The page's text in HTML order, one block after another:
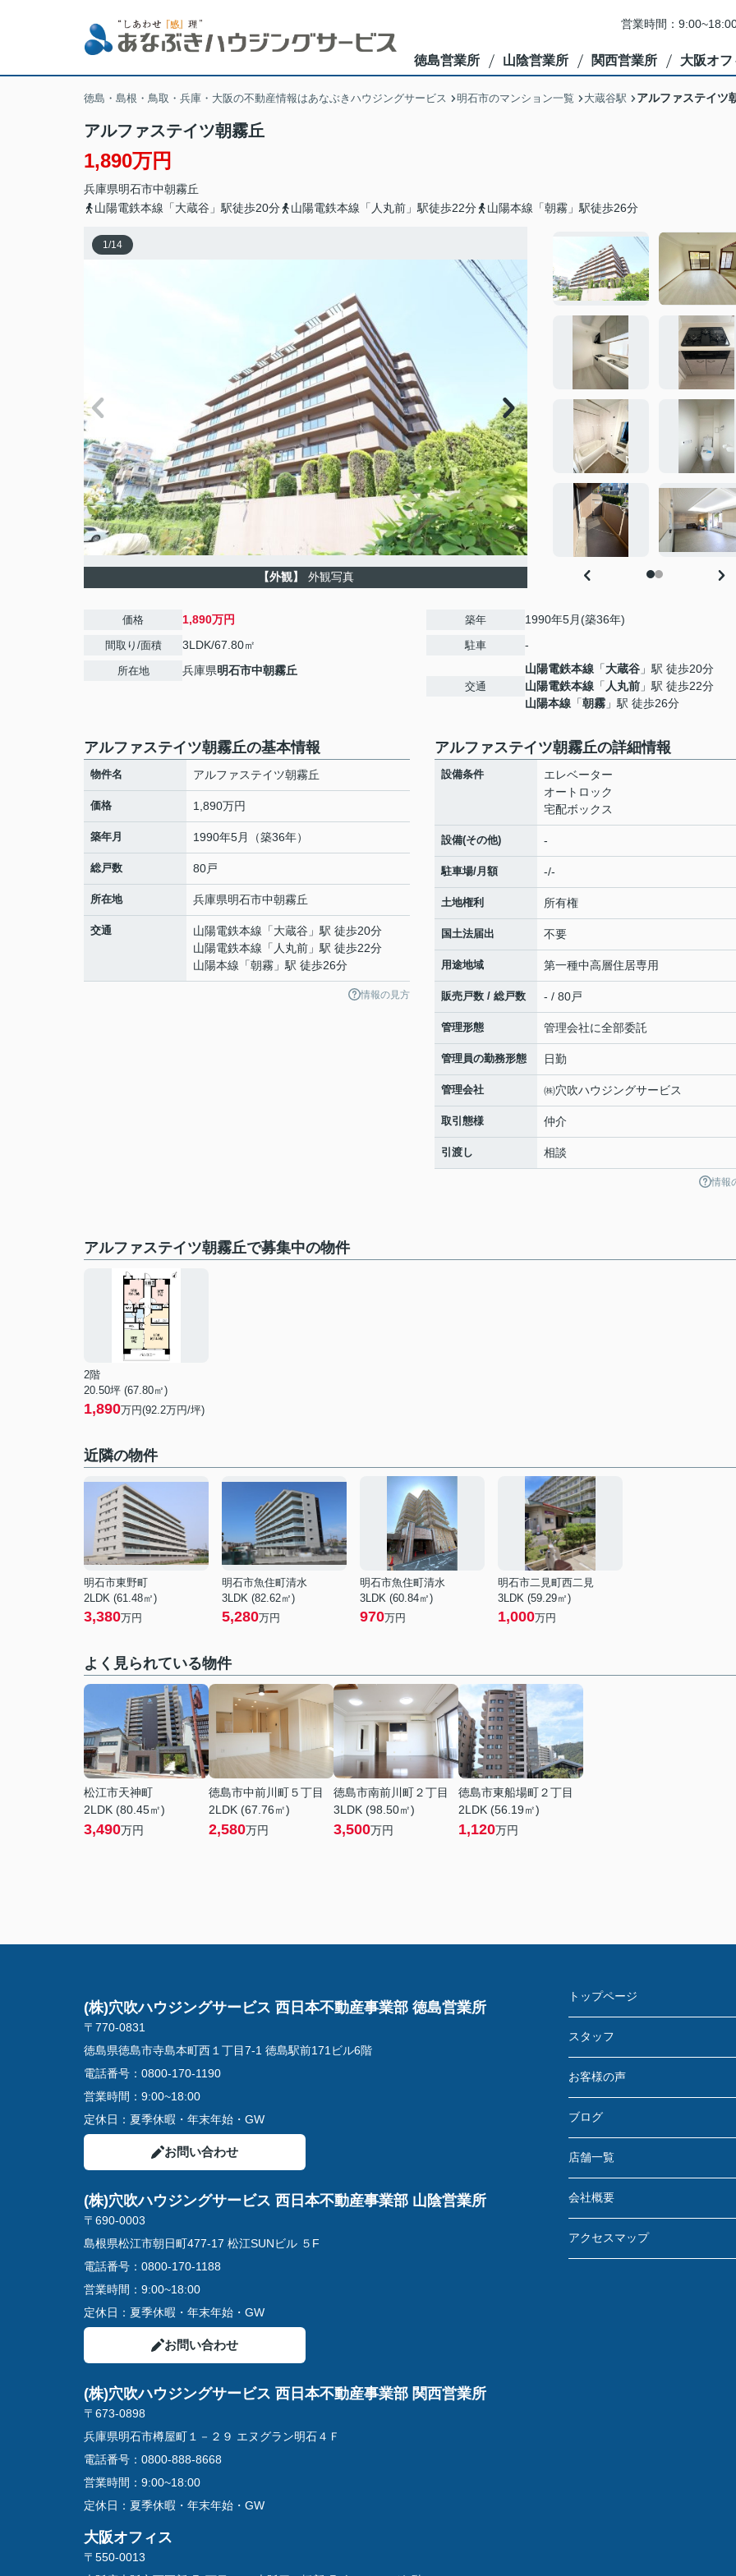
営業時間：
徳島営業所 山陰営業所 関西営業所 大阪オフ
徳島・島根・鳥取・兵庫・大阪の不動産情報はあなぶきハウジングサービス 明石市のマンション一覧 大蔵谷駅 アルファステイツ
アルファステイツ朝霧丘
1,890万円
兵庫県明石市中朝霧丘
山陽電鉄本線「大蔵谷」駅徒歩20分
山陽電鉄本線「人丸前」駅徒歩22分 山陽本線「朝霧」駅徒歩26分
1/14
【外観】 外観写真
価格 1,890万円
間取り/面積 3LDK/67.80㎡
所在地 兵庫県明石市中朝霧丘
築年 1990年5月(築36年)
駐車 -
交通
山陽電鉄本線 「大蔵谷 」駅 徒歩20分
山陽電鉄本線 「 人丸前 」駅 徒歩22分
山陽本線 「朝霧 」駅 徒歩26分
アルファステイツ朝霧丘の基本情報
物件名 アルファステイツ朝霧丘
価格 1,890万円
築年月 1990年5月（築36年）
総戸数 80戸
所在地 兵庫県明石市中朝霧丘
交通 山陽電鉄本線 「大蔵谷 」駅 徒歩20分
山陽電鉄本線 「 人丸前 」駅 徒歩22分
山陽本線 「朝霧 」駅 徒歩26分
情報の見方
アルファステイツ朝霧丘の詳細情報
設備条件
エレベーター
オートロック
宅配ボックス
設備(その他) -
駐車場/月額 -/-
土地権利 所有権
国土法届出 不要
用途地域 第一種中高層住居専用
販売戸数 / 総戸数 - / 80戸
管理形態 管理会社に全部委託
管理員の勤務形態 日勤
管理会社 ㈱穴吹ハウジングサービス
取引態様 仲介
引渡し 相談
情報
アルファステイツ朝霧丘で募集中の物件
2階
20.50坪 (67.80㎡)
1,890万円(92.2万円/坪)
近隣の物件
明石市東野町
2LDK (61.48㎡)
3,380万円
明石市魚住町清水
3LDK (82.62㎡)
5,280万円
明石市魚住町清水
3LDK (60.84㎡)
970万円
明石市二見町西二見
3LDK (59.29㎡)
1,000万円
よく見られている物件
松江市天神町
2LDK (80.45㎡)
3,490万円
徳島市中前川町５丁目
2LDK (67.76㎡)
2,580万円
徳島市南前川町２丁目
3LDK (98.50㎡)
3,500万円
徳島市東船場町２丁目
2LDK (56.19㎡)
1,120万円
(株)穴吹ハウジングサービス 西日本不動産事業部 徳島営業所
〒770-0831
徳島県徳島市寺島本町西１丁目7-1 徳島駅前171ビル6階
電話番号： 0800-170-1190
営業時間： 9:00~18:00
定休日： 夏季休暇・年末年始・GW
お問い合わせ
(株)穴吹ハウジングサービス 西日本不動産事業部 山陰営業所
〒690-0003
島根県松江市朝日町477-17 松江SUNビル ５F
電話番号： 0800-170-1188
営業時間： 9:00~18:00
定休日： 夏季休暇・年末年始・GW
お問い合わせ
(株)穴吹ハウジングサービス 西日本不動産事業部 関西営業所
〒673-0898
兵庫県明石市樽屋町１－２９ エヌグラン明石４Ｆ
電話番号： 0800-888-8668
営業時間： 9:00~18:00
定休日： 夏季休暇・年末年始・GW
大阪オフィス
〒550-0013
トップページ
スタッフ
お客様の声
ブログ
店舗一覧
会社概要
アクセスマップ